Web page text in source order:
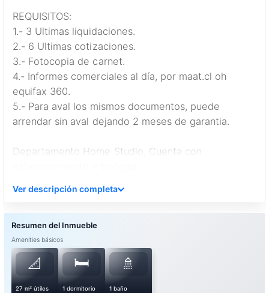
REQUISITOS:
1.- 3 Ultimas liquidaciones.
2.- 6 Ultimas cotizaciones.
3.- Fotocopia de carnet.
4.- Informes comerciales al día, por maat.cl oh
equifax 360.
5.- Para aval los mismos documentos, puede
arrendar sin aval dejando 2 meses de garantia.
Departamento Home Studio, Cuenta con
cocina americana equipada, instalación para la
lavadora,
A solo pasos del metro, San Alberto Hurtado (L-1).
Con una gran conectividad vial, Cercano a todo tipo
de servicios, Supermercado, Hospitales, Parques,
Colegios y centros comerciales. El edificio cuenta
Ver descripción completa
Amenities básicos
📐
27 m² útiles
🛏️
1 dormitorio
🚿
1 baño